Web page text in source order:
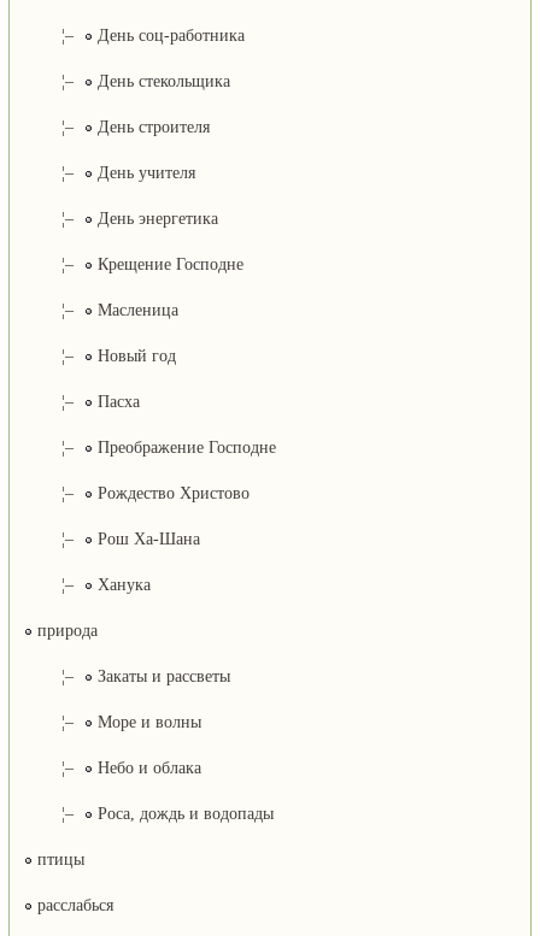
¦– День соц-работника
¦– День стекольщика
¦– День строителя
¦– День учителя
¦– День энергетика
¦– Крещение Господне
¦– Масленица
¦– Новый год
¦– Пасха
¦– Преображение Господне
¦– Рождество Христово
¦– Рош Ха-Шана
¦– Ханука
природа
¦– Закаты и рассветы
¦– Море и волны
¦– Небо и облака
¦– Роса, дождь и водопады
птицы
расслабься